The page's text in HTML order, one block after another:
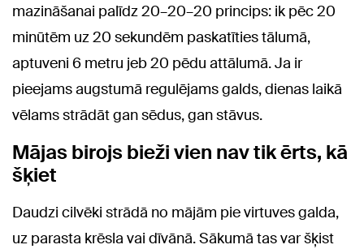
mazināšanai palīdz 20–20–20 princips: ik pēc 20
minūtēm uz 20 sekundēm paskatīties tālumā,
aptuveni 6 metru jeb 20 pēdu attālumā. Ja ir
pieejams augstumā regulējams galds, dienas laikā
vēlams strādāt gan sēdus, gan stāvus.
Mājas birojs bieži vien nav tik ērts, kā
šķiet
Daudzi cilvēki strādā no mājām pie virtuves galda,
uz parasta krēsla vai dīvānā. Sākumā tas var šķist